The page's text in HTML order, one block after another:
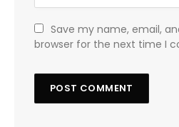
Save my name, email,
browser for the next time I